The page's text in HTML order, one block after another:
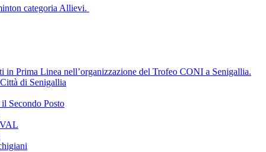
categoria Allievi.
Prima Linea nell’organizzazione del Trofeo CONI a Senigallia.
di Senigallia
Secondo Posto